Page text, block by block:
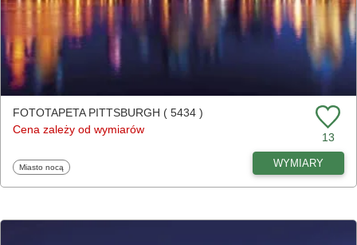
FOTOTAPETA PITTSBURGH ( 5434 )
Cena zależy od wymiarów
13
Fototapety
Miasto nocą WYMIARY